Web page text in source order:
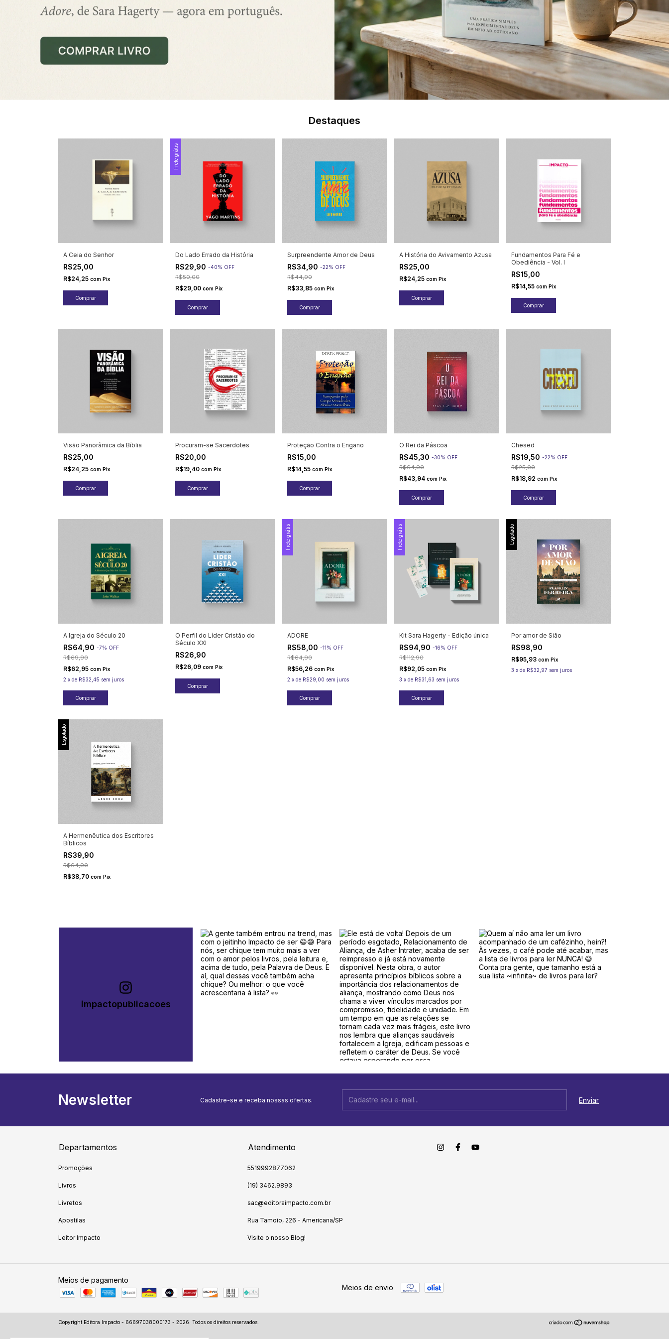
Destaques
A Ceia do Senhor
R$25,00
R$24,25 com Pix
Frete grátis
Do Lado Errado da História
R$29,90 -40% OFF
R$50,00
R$29,00 com Pix
Surpreendente Amor de Deus
R$34,90 -22% OFF
R$44,90
R$33,85 com Pix
A História do Avivamento Azusa
R$25,00
R$24,25 com Pix
Fundamentos Para Fé e
Obediência - Vol. I
R$15,00
R$14,55 com Pix
Visão Panorâmica da Bíblia
R$25,00
R$24,25 com Pix
Procuram-se Sacerdotes
R$20,00
R$19,40 com Pix
Proteção Contra o Engano
R$15,00
R$14,55 com Pix
O Rei da Páscoa
R$45,30 -30% OFF
R$64,90
R$43,94 com Pix
Chesed
R$19,50 -22% OFF
R$25,00
R$18,92 com Pix
A Igreja do Século 20
R$64,90 -7% OFF
R$69,90
R$62,95 com Pix
2 x de R$32,45 sem juros
O Perfil do Líder Cristão do
Século XXI
R$26,90
R$26,09 com Pix
Frete grátis
ADORE
R$58,00 -11% OFF
R$64,90
R$56,26 com Pix
2 x de R$29,00 sem juros
Frete grátis
Kit Sara Hagerty - Edição única
R$94,90 -16% OFF
R$112,90
R$92,05 com Pix
3 x de R$31,63 sem juros
Esgotado
Por amor de Sião
R$98,90
R$95,93 com Pix
3 x de R$32,97 sem juros
Esgotado
A Hermenêutica dos Escritores
Bíblicos
R$39,90
R$64,90
R$38,70 com Pix
impactopublicacoes
Newsletter Cadastre-se e receba nossas ofertas.
Departamentos
Promoções
Livros
Livretos
Apostilas
Leitor Impacto
Atendimento
5519992877062
(19) 3462.9893
sac@editoraimpacto.com.br
Rua Tamoio, 226 - Americana/SP
Visite o nosso Blog!
Meios de pagamento
Meios de envio
Copyright Editora Impacto - 66697038000173 - 2026. Todos os direitos reservados.